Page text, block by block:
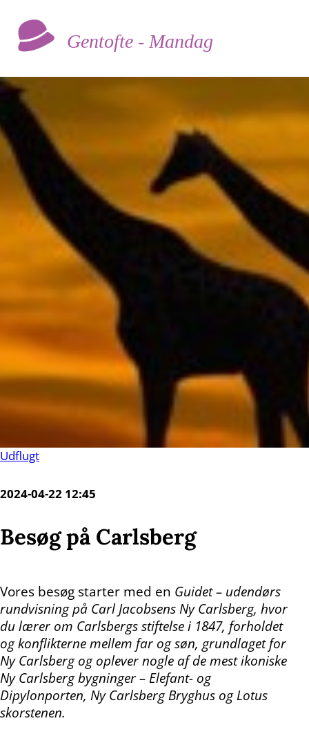
Gentofte - Mandag
Udflugt
2024-04-22 12:45
Besøg på Carlsberg
Vores besøg starter med en Guidet – udendørs
rundvisning på Carl Jacobsens Ny Carlsberg, hvor
du lærer om Carlsbergs stiftelse i 1847, forholdet
og konflikterne mellem far og søn, grundlaget for
Ny Carlsberg og oplever nogle af de mest ikoniske
Ny Carlsberg bygninger – Elefant- og
Dipylonporten, Ny Carlsberg Bryghus og Lotus
skorstenen.